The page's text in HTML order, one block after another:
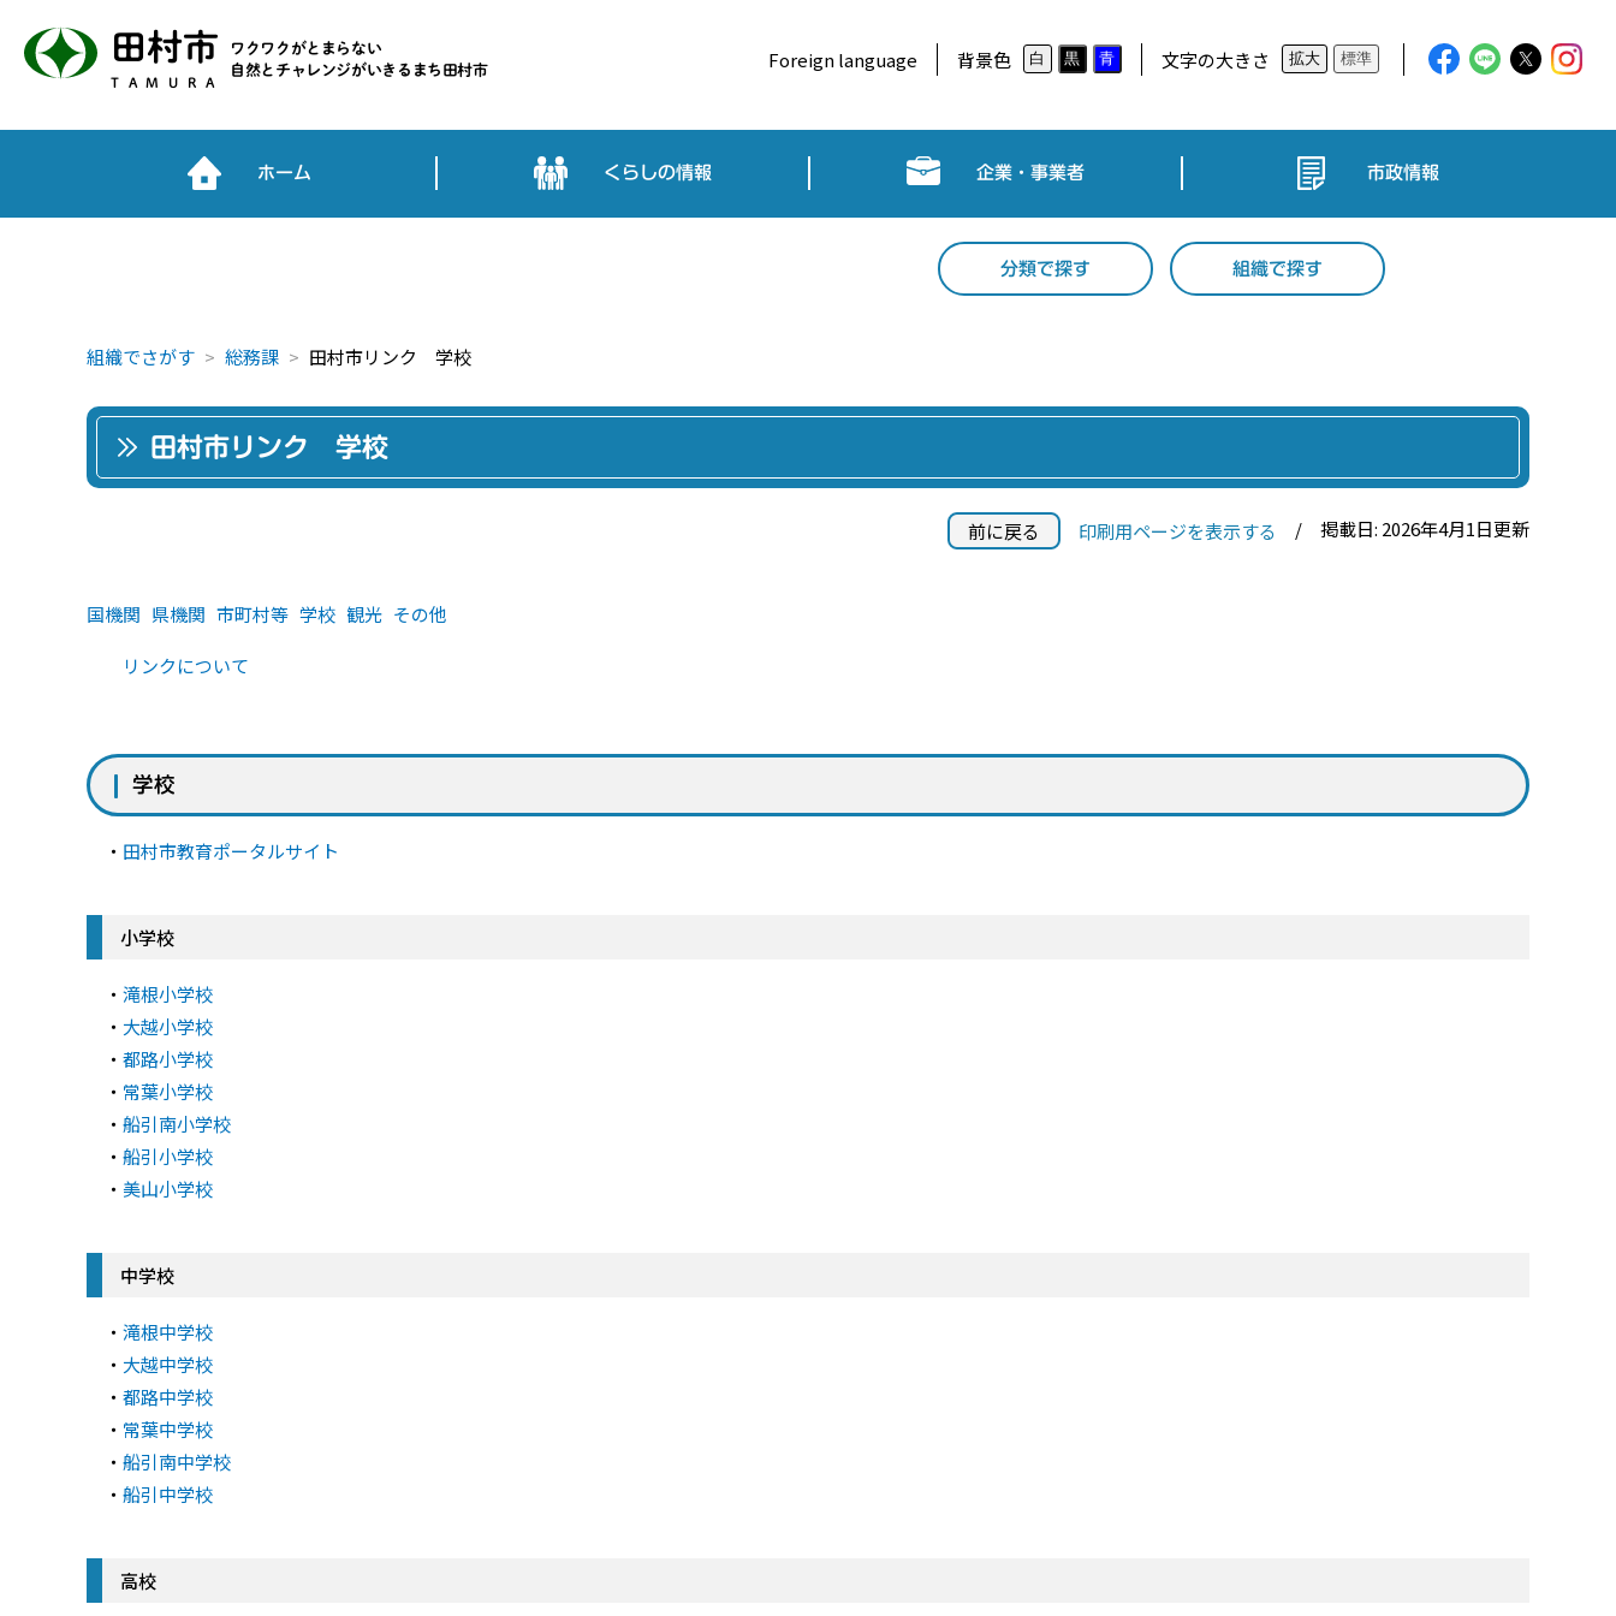
田村市
TAMURA
ワクワクがとまらない
自然とチャレンジがいきるまち田村市
Foreign language 背景色 白 黒 青 文字の大きさ 拡大 標準
ホーム くらしの情報 企業・事業者 市政情報
分類で探す 組織で探す
組織でさがす 総務課 田村市リンク 学校
田村市リンク 学校
前に戻る 印刷用ページを表示する 掲載日: 2026年4月1日更新
国機関 県機関 市町村等 学校 観光 その他
リンクについて
学校
・ 田村市教育ポータルサイト
小学校
・ 滝根小学校
・ 大越小学校
・ 都路小学校
・ 常葉小学校
・ 船引南小学校
・ 船引小学校
・ 美山小学校
中学校
・ 滝根中学校
・ 大越中学校
・ 都路中学校
・ 常葉中学校
・ 船引南中学校
・ 船引中学校
高校